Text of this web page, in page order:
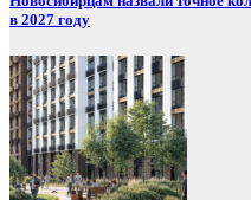
в 2027 году